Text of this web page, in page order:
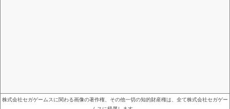
株式会社セガゲームスに関わる画像の著作権、その他一切の知的財産権は、全て株式会社セガゲー